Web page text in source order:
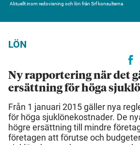
Aktuellt inom redovisning och lön från Srf konsulterna
LÖN
Ny rapportering när det
ersättning för höga
Från 1 januari 2015 gäller nya
för höga sjuklönekostnader. De
högre ersättning till mindre
företagen att förutse och